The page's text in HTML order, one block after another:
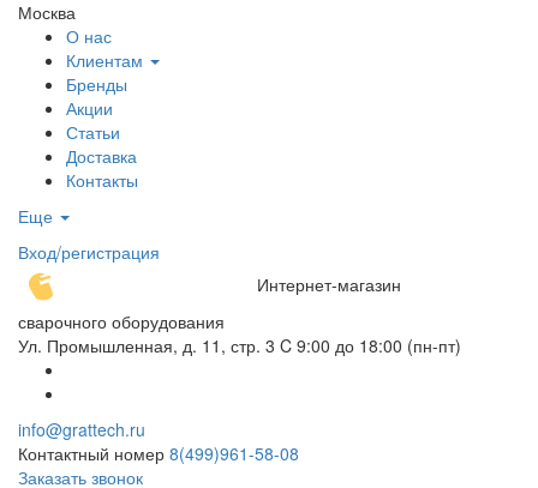
Москва
О нас
Клиентам
Бренды
Акции
Статьи
Доставка
Контакты
Еще
Вход/регистрация
Интернет-магазин
сварочного оборудования
Ул. Промышленная, д. 11, стр. 3 C 9:00 до 18:00 (пн-пт)
info@grattech.ru
Контактный номер 8(499)961-58-08
Заказать звонок